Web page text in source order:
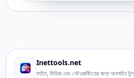
Inettools.net
ফাইল, মিডিয়া এবং নেটওয়ার্কিংয়ের জন্য অনলাইন টুল